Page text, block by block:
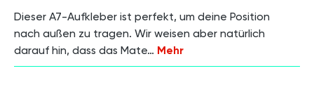
Dieser A7-Aufkleber ist perfekt, um deine Position
nach außen zu tragen. Wir weisen aber natürlich
darauf hin, dass das Mate… Mehr